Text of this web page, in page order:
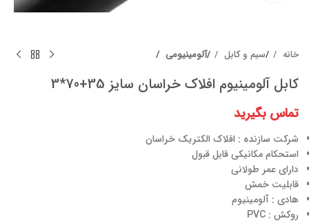
خانه سیم و کابل آلومینیومی
کابل آلومینیوم افلاک خراسان سایز 35+70*3
تماس بگیرید
شرکت سازنده : افلاک الکتریک خراسان
ﺍﺳﺘﺤﻜﺎﻡ مکانیکی ﻗﺎﺑﻞ ﻗﺒﻮﻝ
دارای عمر طولانی
قابلیت خمش
هادی : آلومینیوم
روکش : PVC